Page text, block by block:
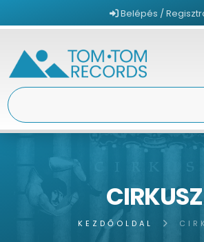
Belépés /
CIRKUSZ
KEZDŐOLDAL